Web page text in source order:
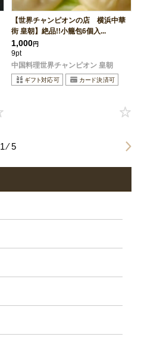
【世界チャンピオンの店 横浜中華
街 皇朝】絶品!!小籠包6個入...
1,000円
9pt
中国料理世界チャンピオン 皇朝
1 ⁄ 5